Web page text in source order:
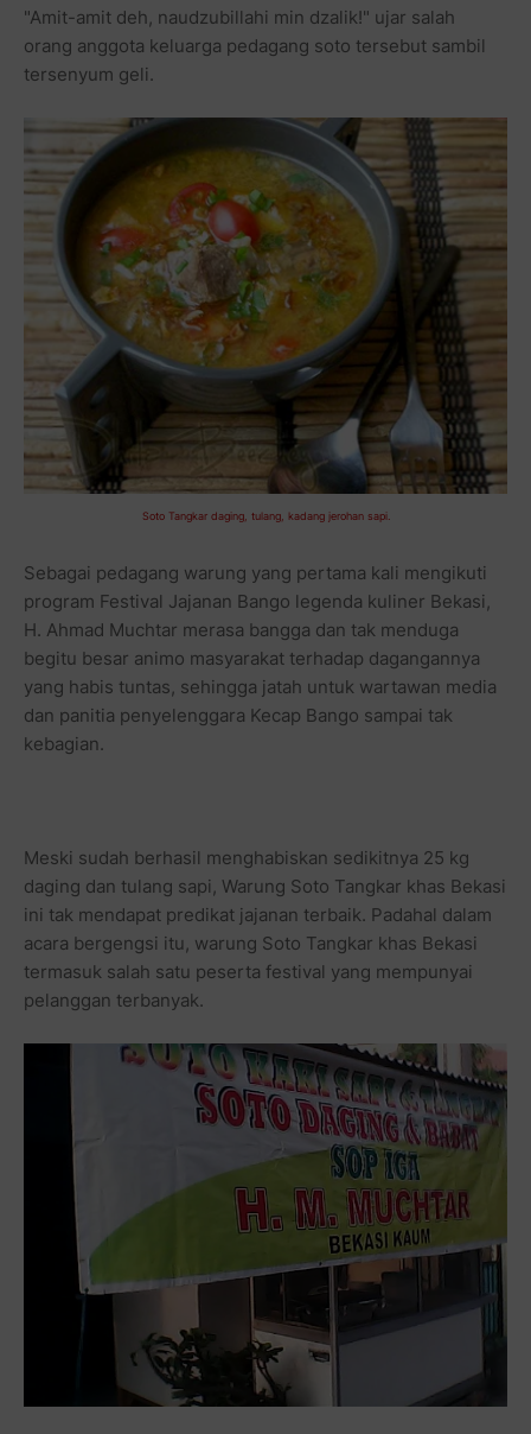
"Amit-amit deh, naudzubillahi min dzalik!" ujar salah
orang anggota keluarga pedagang soto tersebut sambil
tersenyum geli.
Soto Tangkar daging, tulang, kadang jerohan sapi.
Sebagai pedagang warung yang pertama kali mengikuti
program Festival Jajanan Bango legenda kuliner Bekasi,
H. Ahmad Muchtar merasa bangga dan tak menduga
begitu besar animo masyarakat terhadap dagangannya
yang habis tuntas, sehingga jatah untuk wartawan media
dan panitia penyelenggara Kecap Bango sampai tak
kebagian.
Meski sudah berhasil menghabiskan sedikitnya 25 kg
daging dan tulang sapi, Warung Soto Tangkar khas Bekasi
ini tak mendapat predikat jajanan terbaik. Padahal dalam
acara bergengsi itu, warung Soto Tangkar khas Bekasi
termasuk salah satu peserta festival yang mempunyai
pelanggan terbanyak.